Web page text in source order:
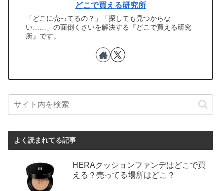
どこで買える研究所
「どこに売ってるの？」「探しても見つからな
い……」の面倒くさいを解決する『どこで買える研究
所』です。
よく読まれてる記事
HERAクッションファンデはどこで買
える？売ってる場所はどこ？